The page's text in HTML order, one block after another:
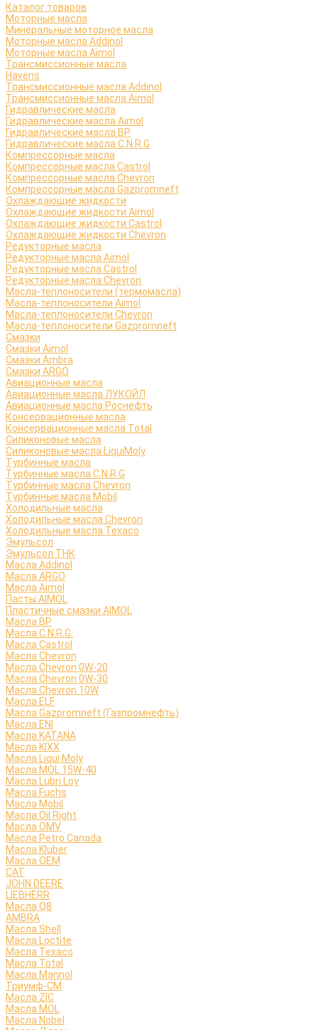
Каталог товаров
Моторные масла
Минеральные моторное масла
Моторные масла Addinol
Моторные масла Aimol
Трансмиссионные масла
Havens
Трансмиссионные масла Addinol
Трансмиссионные масла Aimol
Гидравлические масла
Гидравлические масла Aimol
Гидравлические масла BP
Гидравлические масла C.N.R.G
Компрессорные масла
Компрессорные масла Castrol
Компрессорные масла Chevron
Компрессорные масла Gazpromneft
Охлаждающие жидкости
Охлаждающие жидкости Aimol
Охлаждающие жидкости Castrol
Охлаждающие жидкости Chevron
Редукторные масла
Редукторные масла Aimol
Редукторные масла Castrol
Редукторные масла Chevron
Масла-теплоносители (термомасла)
Масла-теплоносители Aimol
Масла-теплоносители Chevron
Масла-теплоносители Gazpromneft
Смазки
Смазки Aimol
Смазки Ambra
Смазки ARGO
Авиационные масла
Авиационные масла ЛУКОЙЛ
Авиационные масла Роснефть
Консервационные масла
Консервационные масла Total
Силиконовые масла
Силиконовые масла LiquiMoly
Турбинные масла
Турбинные масла C.N.R.G
Турбинные масла Chevron
Турбинные масла Mobil
Холодильные масла
Холодильные масла Chevron
Холодильные масла Texaco
Эмульсол
Эмульсол ТНК
Масла Addinol
Масла ARGO
Масла Aimol
Пасты AIMOL
Пластичные смазки AIMOL
Масла BP
Масла C.N.R.G.
Масла Castrol
Масла Chevron
Масла Chevron 0W-20
Масла Chevron 0W-30
Масла Chevron 10W
Масла ELF
Масла Gazpromneft (Газпромнефть)
Масла ENI
Масла KATANA
Масла KIXX
Масла Liqui Moly
Масла MOL 15W-40
Масла Lubri Loy
Масла Fuchs
Масла Mobil
Масла Oil Right
Масла OMV
Масла Petro Canada
Масла Kluber
Масла OEM
CAT
JOHN DEERE
LIEBHERR
Масла Q8
AMBRA
Масла Shell
Масла Loctite
Масла Texaco
Масла Total
Масла Mannol
Триумф-СМ
Масла ZIC
Масла MOL
Масла Nobel